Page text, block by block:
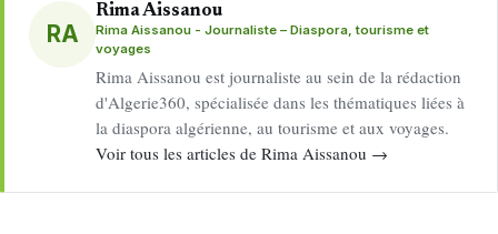
RA
Rima Aissanou
Rima Aissanou - Journaliste – Diaspora, tourisme et
voyages
Rima Aissanou est journaliste au sein de la rédaction
d'Algerie360, spécialisée dans les thématiques liées à
la diaspora algérienne, au tourisme et aux voyages.
Voir tous les articles de Rima Aissanou →